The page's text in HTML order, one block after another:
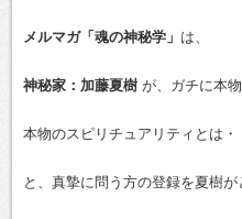
メルマガ「魂の神秘学」 は、
神秘家：加藤夏樹 が、ガチに本
本物のスピリチュアリティとは・
と、真摯に問う方の登録を夏樹